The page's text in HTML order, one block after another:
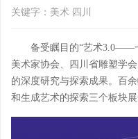
关键字：美术 四川
备受瞩目的“艺术3.0——
美术家协会、四川省雕塑学
的深度研究与探索成果。百
和生成艺术的探索三个板块展